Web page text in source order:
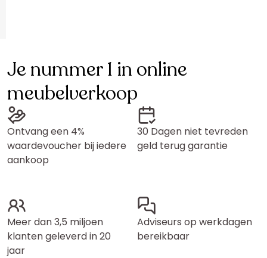
Je nummer 1 in online
meubelverkoop
Ontvang een 4%
waardevoucher bij iedere
aankoop
30 Dagen niet tevreden
geld terug garantie
Meer dan 3,5 miljoen
klanten geleverd in 20
jaar
Adviseurs op werkdagen
bereikbaar